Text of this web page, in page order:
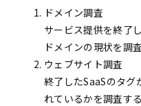
ドメイン調査
サービス提供を終了
ドメインの現状を調
ウェブサイト調査
終了したSaaSのタグ
れているかを調査す